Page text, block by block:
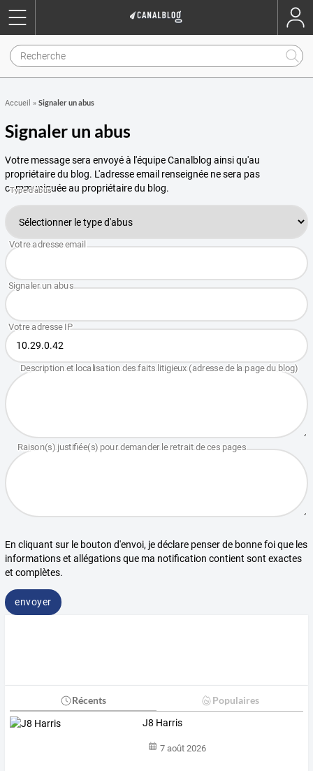
Accueil » Signaler un abus
Signaler un abus
Votre message sera envoyé à l'équipe Canalblog ainsi qu'au
propriétaire du blog. L'adresse email renseignée ne sera pas
communiquée au propriétaire du blog.
En cliquant sur le bouton d'envoi, je déclare penser de bonne foi que les
informations et allégations que ma notification contient sont exactes
et complètes.
envoyer
Récents Populaires
J8 Harris
7 août 2026